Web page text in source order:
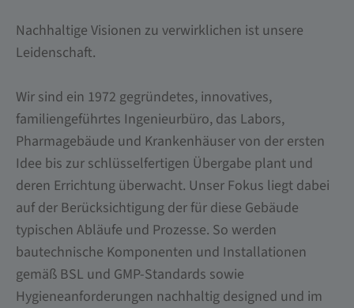
Nachhaltige Visionen zu verwirklichen ist unsere
Leidenschaft.
Wir sind ein 1972 gegründetes, innovatives,
familiengeführtes Ingenieurbüro, das Labors,
Pharmagebäude und Krankenhäuser von der ersten
Idee bis zur schlüsselfertigen Übergabe plant und
deren Errichtung überwacht. Unser Fokus liegt dabei
auf der Berücksichtigung der für diese Gebäude
typischen Abläufe und Prozesse. So werden
bautechnische Komponenten und Installationen
gemäß BSL und GMP-Standards sowie
Hygieneanforderungen nachhaltig designed und im